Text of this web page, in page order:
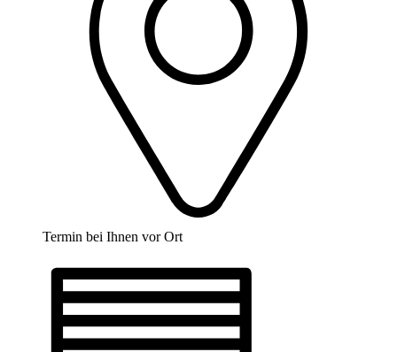
Termin bei Ihnen vor Ort